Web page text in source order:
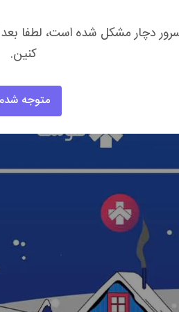
دچار مشکل شده است، لطفا بعد
کنین.
متوجه